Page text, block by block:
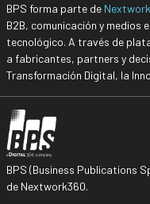
BPS forma parte de
B2B, comunicación y medios
tecnológico. A través de
a fabricantes, partners y
Transformación Digital, la
BPS (Business Publications
de Nextwork360.